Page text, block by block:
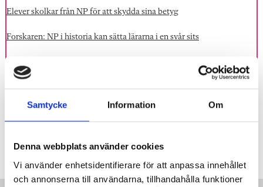
Samtycke Information Om
Denna webbplats använder cookies
Vi använder enhetsidentifierare för att anpassa innehållet
och annonserna till användarna, tillhandahålla funktioner
Elever skolkar från NP för att skydda sina betyg
Forskaren: NP i historia kan sätta lärarna i en svår sits
Jarnlo: Höga betygen i engelska riskerar att bli en björntjänst
Taggar: Nationella prov